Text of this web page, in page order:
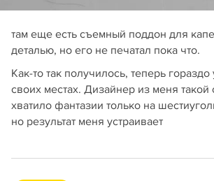
там еще есть съемный поддон для
деталью, но его не печатал пока что.
Как-то так получилось, теперь
своих местах. Дизайнер из меня такой
хватило фантазии только на
но результат меня устраивает